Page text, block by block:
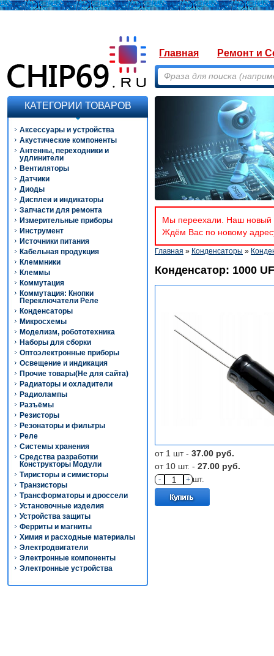
Главная Ремонт и
КАТЕГОРИИ ТОВАРОВ
Аксессуары и устройства
Акустические компоненты
Антенны, переходники и
удлинители
Вентиляторы
Датчики
Диоды
Дисплеи и индикаторы
Запчасти для ремонта
Измерительные приборы
Инструмент
Источники питания
Кабельная продукция
Клеммники
Клеммы
Коммутация
Коммутация: Кнопки
Переключатели Реле
Конденсаторы
Микросхемы
Моделизм, робототехника
Наборы для сборки
Оптоэлектронные приборы
Освещение и индикация
Прочие товары(Не для сайта)
Радиаторы и охладители
Радиолампы
Разъёмы
Резисторы
Резонаторы и фильтры
Реле
Системы хранения
Средства разработки
Конструкторы Модули
Тиристоры и симисторы
Транзисторы
Трансформаторы и дроссели
Установочные изделия
Устройства защиты
Ферриты и магниты
Химия и расходные материалы
Электродвигатели
Электронные компоненты
Электронные устройства
Мы переехали. Наш новый
Ждём Вас по новому
Главная » Конденсаторы »
Конденсатор: 1000
от 1 шт - 37.00 руб.
от 10 шт. - 27.00 руб.
- + шт.